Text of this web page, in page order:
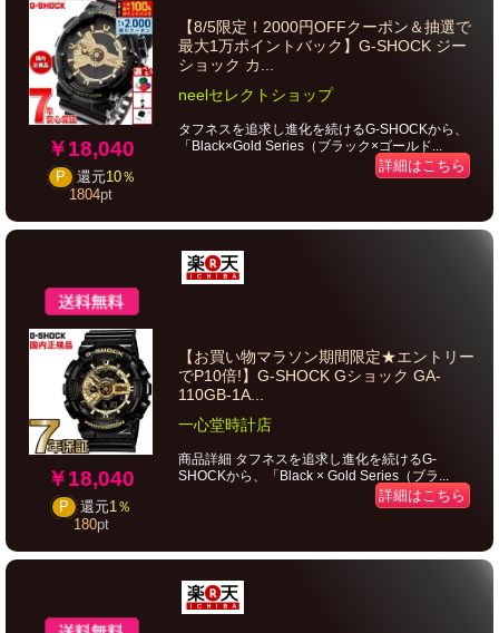
￥18,040
P 還元10％
1804pt
【8/5限定！2000円OFFクーポン＆抽選で
最大1万ポイントバック】G-SHOCK ジー
ショック カ...
neelセレクトショップ
タフネスを追求し進化を続けるG-SHOCKから、
「Black×Gold Series（ブラック×ゴールド...
詳細はこちら
￥18,040
P 還元1％
180pt
【お買い物マラソン期間限定★エントリー
でP10倍!】G-SHOCK Gショック GA-
110GB-1A...
一心堂時計店
商品詳細 タフネスを追求し進化を続けるG-
SHOCKから、「Black × Gold Series（ブラ...
詳細はこちら